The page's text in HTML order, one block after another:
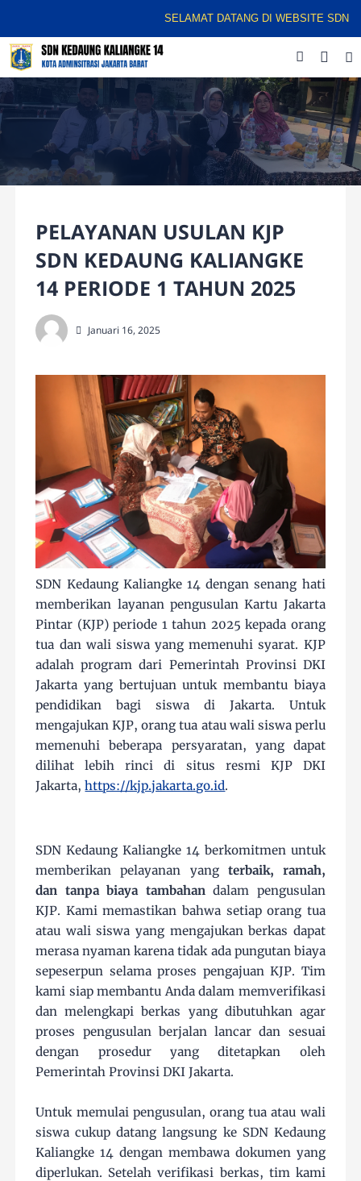
SELAMAT DATANG DI WEBSITE SDN
PELAYANAN USULAN KJP
SDN KEDAUNG KALIANGKE
14 PERIODE 1 TAHUN 2025
Januari 16, 2025
SDN Kedaung Kaliangke 14 dengan senang hati
memberikan layanan pengusulan Kartu Jakarta
Pintar (KJP) periode 1 tahun 2025 kepada orang
tua dan wali siswa yang memenuhi syarat. KJP
adalah program dari Pemerintah Provinsi DKI
Jakarta yang bertujuan untuk membantu biaya
pendidikan bagi siswa di Jakarta. Untuk
mengajukan KJP, orang tua atau wali siswa perlu
memenuhi beberapa persyaratan, yang dapat
dilihat lebih rinci di situs resmi KJP DKI
Jakarta,https://kjp.jakarta.go.id.
SDN Kedaung Kaliangke 14 berkomitmen untuk
memberikan pelayanan yang terbaik, ramah,
dan tanpa biaya tambahan dalam pengusulan
KJP. Kami memastikan bahwa setiap orang tua
atau wali siswa yang mengajukan berkas dapat
merasa nyaman karena tidak ada pungutan biaya
sepeserpun selama proses pengajuan KJP. Tim
kami siap membantu Anda dalam memverifikasi
dan melengkapi berkas yang dibutuhkan agar
proses pengusulan berjalan lancar dan sesuai
dengan prosedur yang ditetapkan oleh
Pemerintah Provinsi DKI Jakarta.
Untuk memulai pengusulan, orang tua atau wali
siswa cukup datang langsung ke SDN Kedaung
Kaliangke 14 dengan membawa dokumen yang
diperlukan. Setelah verifikasi berkas, tim kami